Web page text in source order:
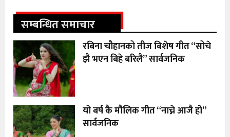
सम्बन्धित समाचार
रबिना चौहानको तीज बिशेष गीत “सोचे
झै भएन बिहे बरिलै” सार्वजनिक
यो बर्ष कै मौलिक गीत “नाच्ने आजै हो”
सार्वजनिक